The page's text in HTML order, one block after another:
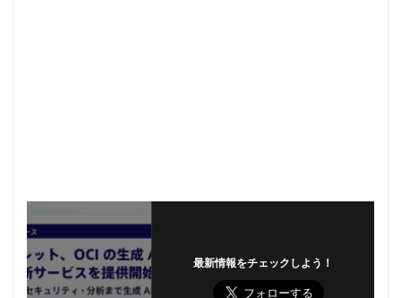
最新情報をチェックしよう！